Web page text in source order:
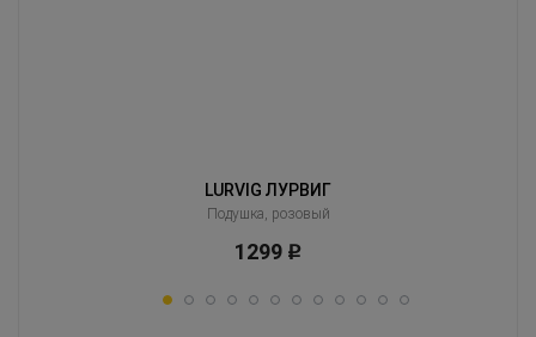
LURVIG ЛУРВИГ
Подушка, розовый
1299 Р